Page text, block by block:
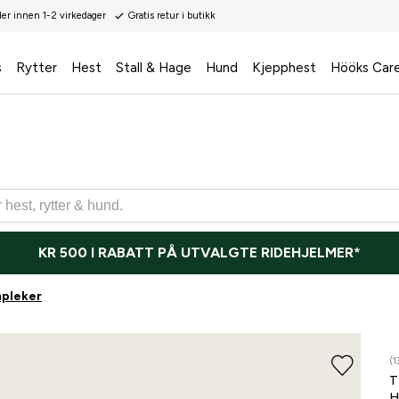
innen 1-2 virkedager Gratis retur i butikk
Rytter Hest Stall & Hage Hund Kjepphest Hööks
KR 500 I RABATT PÅ UTVALGTE RIDEHJELMER*